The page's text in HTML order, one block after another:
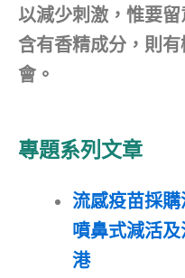
以減少刺激，惟要
含有香精成分，則
會。
專題系列文章
流感疫苗採購
噴鼻式減活
港